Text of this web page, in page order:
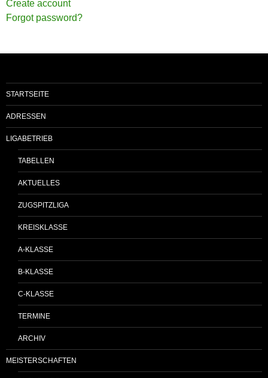
Create account
Forgot password?
STARTSEITE
ADRESSEN
LIGABETRIEB
TABELLEN
AKTUELLES
ZUGSPITZLIGA
KREISKLASSE
A-KLASSE
B-KLASSE
C-KLASSE
TERMINE
ARCHIV
MEISTERSCHAFTEN